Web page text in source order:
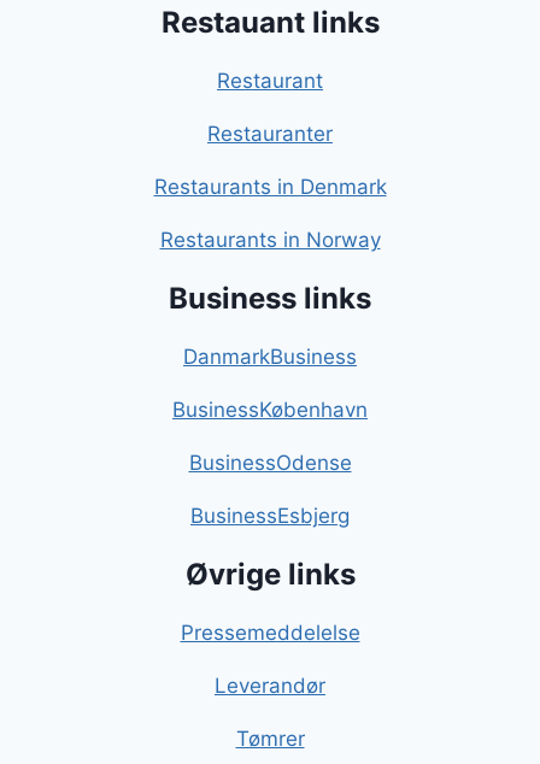
Restauant links
Restaurant
Restauranter
Restaurants in Denmark
Restaurants in Norway
Business links
DanmarkBusiness
BusinessKøbenhavn
BusinessOdense
BusinessEsbjerg
Øvrige links
Pressemeddelelse
Leverandør
Tømrer